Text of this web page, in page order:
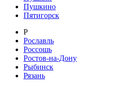
Пушкино
Пятигорск
Р
Рославль
Россошь
Ростов-на-Дону
Рыбинск
Рязань